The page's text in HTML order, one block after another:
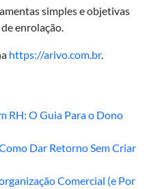
simples e objetivas
enrolação.
https://arivo.com.br.
RH: O Guia Para o Dono
Dar Retorno Sem Criar
Comercial (e Por